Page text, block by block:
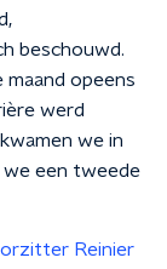
beschouwd.
opeens
werd
we in
we een tweede
Reinier